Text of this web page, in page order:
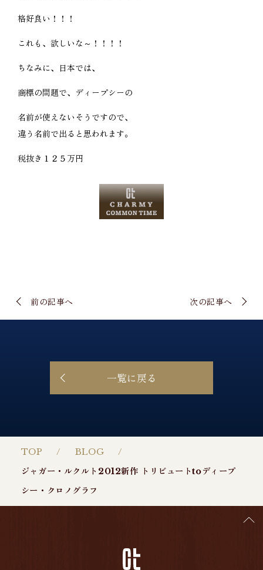
TOP
BLOG
ジャガー・ルクルト2012新作 トリビュートtoディープ
シー・クロノグラフ
格好良い！！！
これも、欲しいな～！！！！
ちなみに、日本では、
商標の問題で、ディープシーの
名前が使えないそうですので、
違う名前で出ると思われます。
税抜き１２５万円
前の記事へ 次の記事へ
一覧に戻る